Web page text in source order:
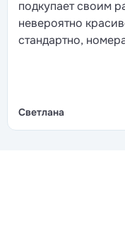
подкупает своим
невероятно
стандартно,
качества оправдано
Светлана